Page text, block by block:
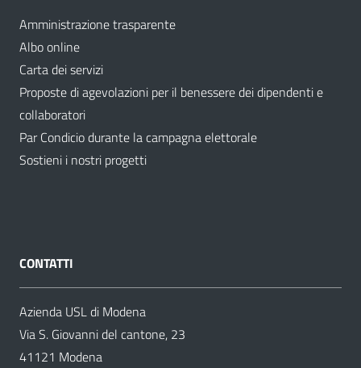
Amministrazione trasparente
Albo online
Carta dei servizi
Proposte di agevolazioni per il benessere dei dipendenti e
collaboratori
Par Condicio durante la campagna elettorale
Sostieni i nostri progetti
CONTATTI
Azienda USL di Modena
Via S. Giovanni del cantone, 23
41121 Modena